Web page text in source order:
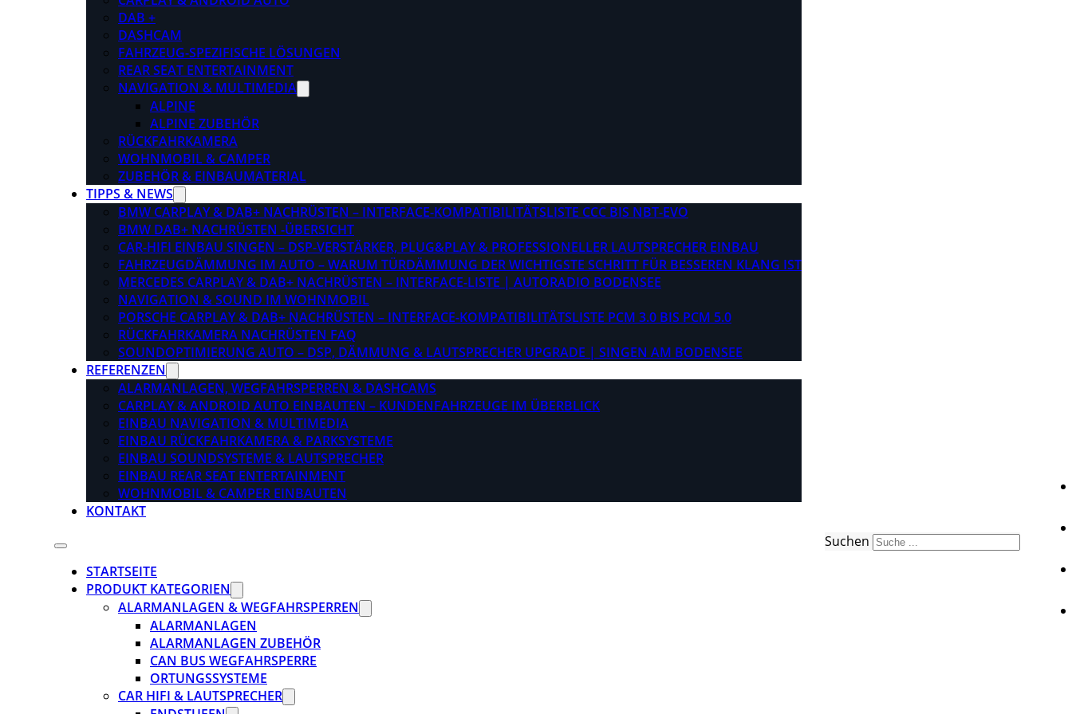
DAB +
DASHCAM
FAHRZEUG-SPEZIFISCHE LÖSUNGEN
REAR SEAT ENTERTAINMENT
NAVIGATION & MULTIMEDIA
ALPINE
ALPINE ZUBEHÖR
RÜCKFAHRKAMERA
WOHNMOBIL & CAMPER
ZUBEHÖR & EINBAUMATERIAL
TIPPS & NEWS
BMW CARPLAY & DAB+ NACHRÜSTEN – INTERFACE-KOMPATIBILITÄTSLISTE CCC BIS NBT-EVO
BMW DAB+ NACHRÜSTEN -ÜBERSICHT
CAR-HIFI EINBAU SINGEN – DSP-VERSTÄRKER, PLUG&PLAY & PROFESSIONELLER LAUTSPRECHER EINBAU
FAHRZEUGDÄMMUNG IM AUTO – WARUM TÜRDÄMMUNG DER WICHTIGSTE SCHRITT FÜR BESSEREN KLANG IST
MERCEDES CARPLAY & DAB+ NACHRÜSTEN – INTERFACE-LISTE | AUTORADIO BODENSEE
NAVIGATION & SOUND IM WOHNMOBIL
PORSCHE CARPLAY & DAB+ NACHRÜSTEN – INTERFACE-KOMPATIBILITÄTSLISTE PCM 3.0 BIS PCM 5.0
RÜCKFAHRKAMERA NACHRÜSTEN FAQ
SOUNDOPTIMIERUNG AUTO – DSP, DÄMMUNG & LAUTSPRECHER UPGRADE | SINGEN AM BODENSEE
REFERENZEN
ALARMANLAGEN, WEGFAHRSPERREN & DASHCAMS
CARPLAY & ANDROID AUTO EINBAUTEN – KUNDENFAHRZEUGE IM ÜBERBLICK
EINBAU NAVIGATION & MULTIMEDIA
EINBAU RÜCKFAHRKAMERA & PARKSYSTEME
EINBAU SOUNDSYSTEME & LAUTSPRECHER
EINBAU REAR SEAT ENTERTAINMENT
WOHNMOBIL & CAMPER EINBAUTEN
KONTAKT
STARTSEITE
PRODUKT KATEGORIEN
ALARMANLAGEN & WEGFAHRSPERREN
ALARMANLAGEN
ALARMANLAGEN ZUBEHÖR
CAN BUS WEGFAHRSPERRE
ORTUNGSSYSTEME
CAR HIFI & LAUTSPRECHER
Suchen